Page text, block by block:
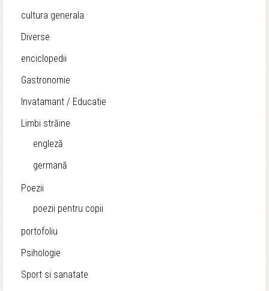
cultura generala
Diverse
enciclopedii
Gastronomie
Invatamant / Educatie
Limbi străine
engleză
germană
Poezii
poezii pentru copii
portofoliu
Psihologie
Sport si sanatate